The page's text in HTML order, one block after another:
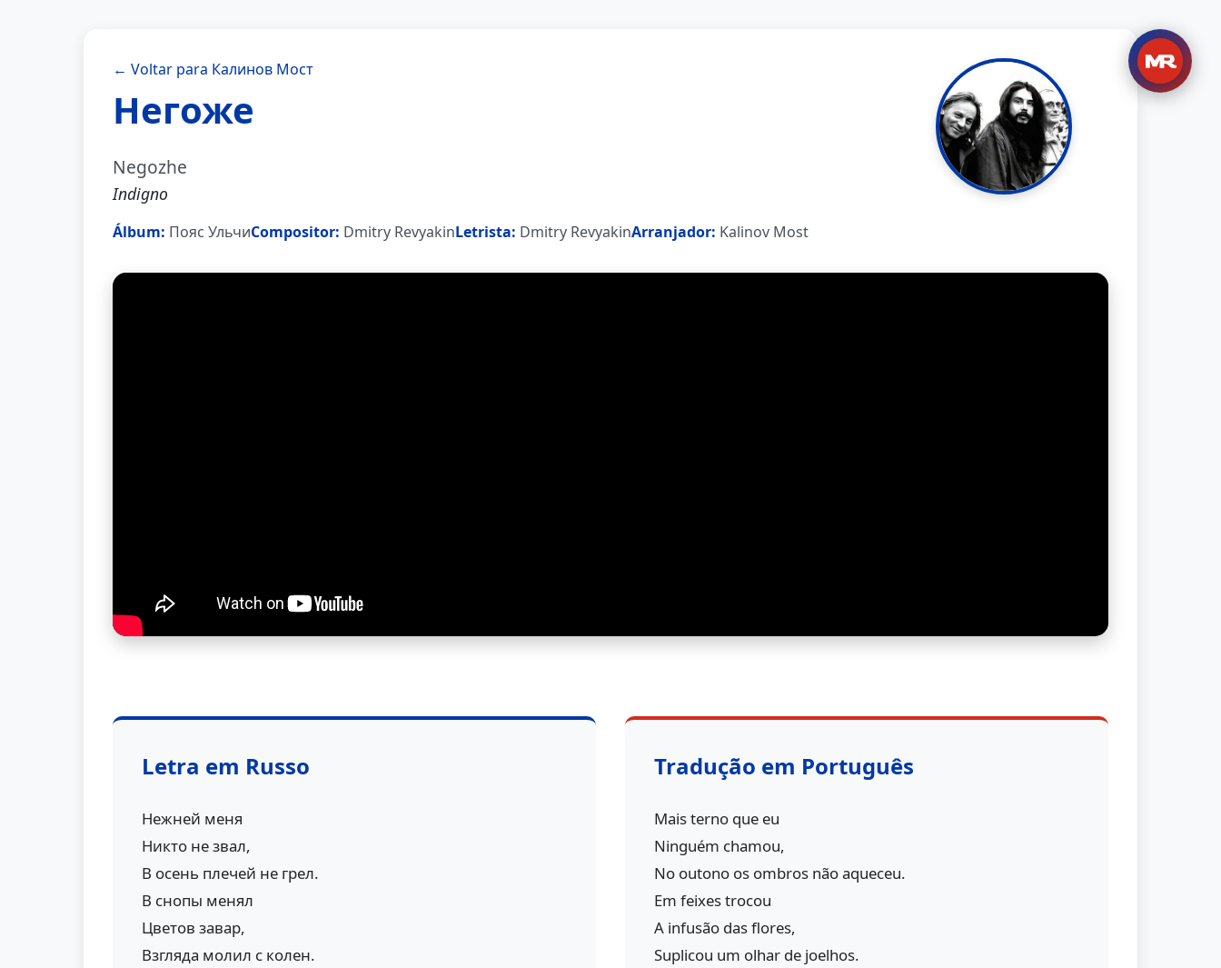
← Voltar para Калинов Мост
Негоже
Negozhe
Indigno
Álbum: Пояс УльчиCompositor: Dmitry RevyakinLetrista: Dmitry RevyakinArranjador: Kalinov Most
Letra em Russo
Нежней меня
Никто не звал,
В осень плечей не грел.
В снопы менял
Цветов завар,
Взгляда молил с колен.
Tradução em Português
Mais terno que eu
Ninguém chamou,
No outono os ombros não aqueceu.
Em feixes trocou
A infusão das flores,
Suplicou um olhar de joelhos.